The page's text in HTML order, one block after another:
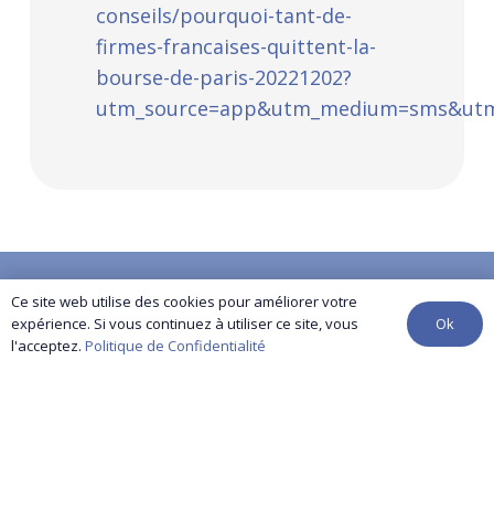
conseils/pourquoi-tant-de-
firmes-francaises-quittent-la-
bourse-de-paris-20221202?
01 86 96 25 46
contact@yuma-audit.com
Ce site web utilise des cookies pour améliorer votre
expérience. Si vous continuez à utiliser ce site, vous
l'acceptez. Politique de Confidentialité
Ok